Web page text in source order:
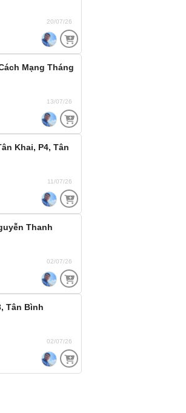
20/07/26
Mạng Tháng
13/07/26
Khai, P4, Tân
11/07/26
Thanh
02/07/26
Tân Bình
02/07/26